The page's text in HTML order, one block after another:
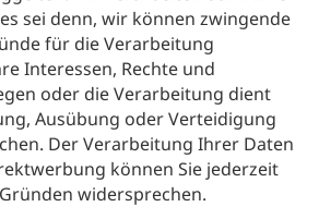
sei denn, wir können zwingende
für die Verarbeitung
Interessen, Rechte und
oder die Verarbeitung dient
Ausübung oder Verteidigung
Der Verarbeitung Ihrer Daten
können Sie jederzeit
widersprechen.